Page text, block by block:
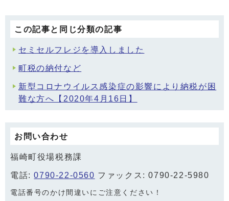
この記事と同じ分類の記事
セミセルフレジを導入しました
町税の納付など
新型コロナウイルス感染症の影響により納税が困
難な方へ【2020年4月16日】
お問い合わせ
福崎町役場税務課
電話:0790-22-0560 ファックス: 0790-22-5980
電話番号のかけ間違いにご注意ください！